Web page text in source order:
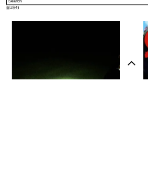
결과(4)